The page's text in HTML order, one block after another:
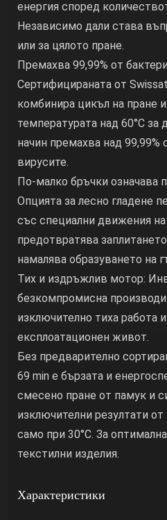
енергия според
Независимо дали става
или за цялото пране.
Премахва 99,99% от
Сертифицираната от
комбинира цикъл на пране
температурата над 60°C за
начин премахва над 99,99%
вирусите.
По-малко бръчки означава
Опцията за лесно гладене
със специални движения на
предотвратява
намалява образуването на
Тих и издръжлив мотор:
безкомпромисна
изключително тиха работа
експлоатационен живот.
Без предварително
69 min е бързата и
смесено пране от памук и
изключителни резултати
само при 30°C. За
текстилни изделия.
Характеристики